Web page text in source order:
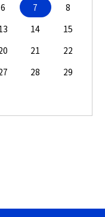
6 7
8
14
15
21
22
28
29